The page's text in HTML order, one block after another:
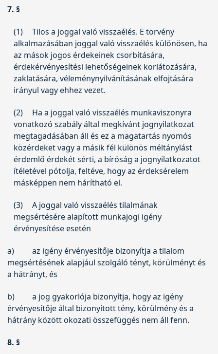
7. §
(1)
Tilos a joggal való visszaélés. E törvény
alkalmazásában joggal való visszaélés különösen, ha
az mások jogos érdekeinek csorbítására,
érdekérvényesítési lehetőségeinek korlátozására,
zaklatására, véleménynyilvánításának elfojtására
irányul vagy ehhez vezet.
(2)
Ha a joggal való visszaélés munkaviszonyra
vonatkozó szabály által megkívánt jognyilatkozat
megtagadásában áll és ez a magatartás nyomós
közérdeket vagy a másik fél különös méltánylást
érdemlő érdekét sérti, a bíróság a jognyilatkozatot
ítéletével pótolja, feltéve, hogy az érdeksérelem
másképpen nem hárítható el.
(3)
A joggal való visszaélés tilalmának
megsértésére alapított munkajogi igény
érvényesítése esetén
a)
az igény érvényesítője bizonyítja a tilalom
megsértésének alapjául szolgáló tényt, körülményt és
a hátrányt, és
b)
a jog gyakorlója bizonyítja, hogy az igény
érvényesítője által bizonyított tény, körülmény és a
hátrány között okozati összefüggés nem áll fenn.
8. §